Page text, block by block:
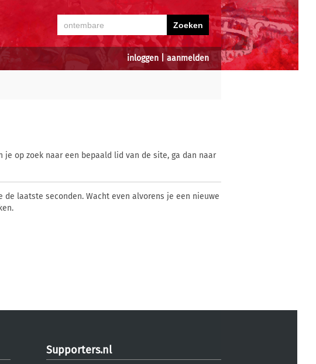
inloggen aanmelden
je op zoek naar een bepaald lid van de site, ga dan naar
de laatste seconden. Wacht even alvorens je een nieuwe
Supporters.nl